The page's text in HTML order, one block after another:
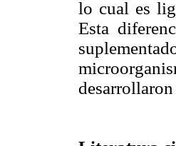
lo cual es
Esta